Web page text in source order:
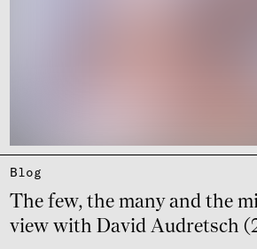
The few, the many and the
view with David Audretsch
Blog